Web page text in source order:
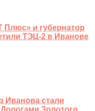
Плюс» и губернатор
ТЭЦ-2 в Иванове
Иванова стали
Золотого